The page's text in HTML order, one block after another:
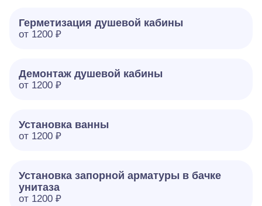
Герметизация душевой кабины
от 1200 ₽
Демонтаж душевой кабины
от 1200 ₽
Установка ванны
от 1200 ₽
Установка запорной арматуры в бачке
унитаза
от 1200 ₽